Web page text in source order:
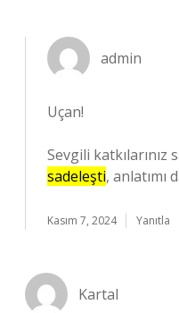
admin
Uçan!
Sevgili katkılarınız
sadeleşti, anlatımı
Kasım 7, 2024 Yanıtla
Kartal